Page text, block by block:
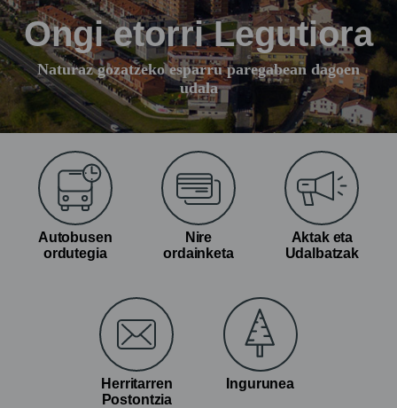
Ongi etorri Legutiora
Naturaz gozatzeko esparru paregabean dagoen
udala
Autobusen
ordutegia
Nire
ordainketa
Aktak eta
Udalbatzak
Herritarren
Postontzia
Ingurunea